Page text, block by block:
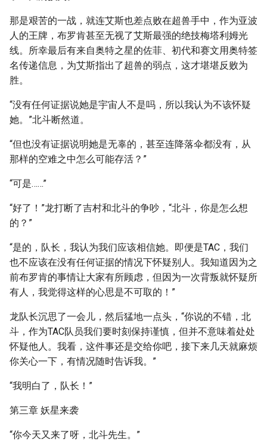
那是艰苦的一战，就连艾斯也差点败在超兽手中，作为亚波
人的王牌，布罗肯甚至无视了艾斯最强的绝技梅塔利姆光
线。所幸最后有来自奥特之星的佐菲、初代和赛文用奥特签
名传递信息，为艾斯指出了超兽的弱点，这才堪堪反败为
胜。
“没有任何证据说她是宇宙人不是吗，所以我认为不该怀疑
她。”北斗断然道。
“但也没有证据说明她是无辜的，甚至连降落伞都没有，从
那样的空难之中怎么可能存活？”
“可是……”
“好了！”龙打断了吉村和北斗的争吵，“北斗，你是怎么想
的？”
“是的，队长，我认为我们应该相信她。即便是TAC，我们
也不应该在没有任何证据的情况下怀疑别人。我知道因为之
前布罗肯的事情让大家有所顾虑，但因为一次背叛就怀疑所
有人，我觉得这样的心思是不可取的！”
龙队长沉思了一会儿，然后猛地一点头，“你说的不错，北
斗，作为TAC队员我们要时刻保持谨慎，但并不意味着处处
怀疑他人。我看，这件事还是交给你吧，接下来几天就麻烦
你关心一下，有情况随时告诉我。”
“我明白了，队长！”
第三章 妖星来袭
“你今天又来了呀，北斗先生。”